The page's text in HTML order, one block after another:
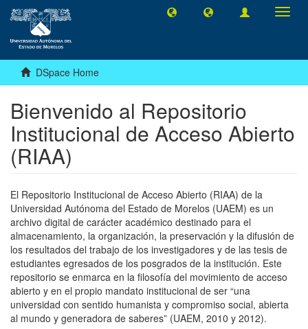
DSpace Home
Bienvenido al Repositorio
Institucional de Acceso Abierto
(RIAA)
El Repositorio Institucional de Acceso Abierto (RIAA) de la
Universidad Autónoma del Estado de Morelos (UAEM) es un
archivo digital de carácter académico destinado para el
almacenamiento, la organización, la preservación y la difusión de
los resultados del trabajo de los investigadores y de las tesis de
estudiantes egresados de los posgrados de la institución. Este
repositorio se enmarca en la filosofía del movimiento de acceso
abierto y en el propio mandato institucional de ser “una
universidad con sentido humanista y compromiso social, abierta
al mundo y generadora de saberes” (UAEM, 2010 y 2012).